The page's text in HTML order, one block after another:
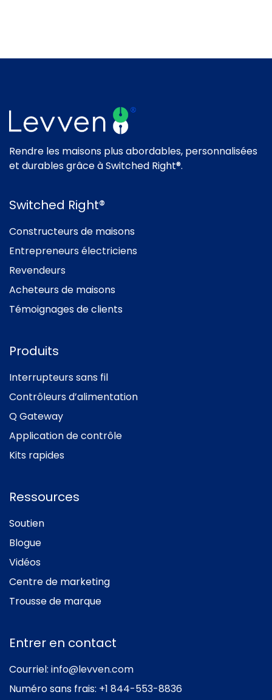
Rendre les maisons plus abordables, personnalisées
et durables grâce à Switched Right®.
Switched Right®
Constructeurs de maisons
Entrepreneurs électriciens
Revendeurs
Acheteurs de maisons
Témoignages de clients
Produits
Interrupteurs sans fil
Contrôleurs d’alimentation
Q Gateway
Application de contrôle
Kits rapides
Ressources
Soutien
Blogue
Vidéos
Centre de marketing
Trousse de marque
Entrer en contact
Courriel: info@levven.com
Numéro sans frais: +1 844-553-8836